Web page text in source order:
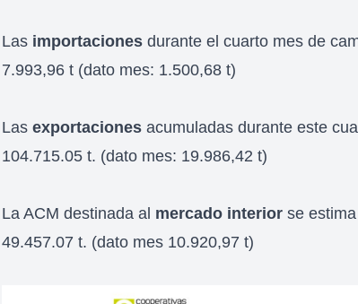
Las importaciones durante el cuarto mes de
7.993,96 t (dato mes: 1.500,68 t)
Las exportaciones acumuladas durante este
104.715.05 t. (dato mes: 19.986,42 t)
La ACM destinada al mercado interior se
49.457.07 t. (dato mes 10.920,97 t)